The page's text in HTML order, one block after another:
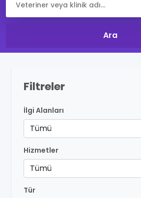
Filtreler
İlgi Alanları
Tümü
Hizmetler
Tümü
Tür